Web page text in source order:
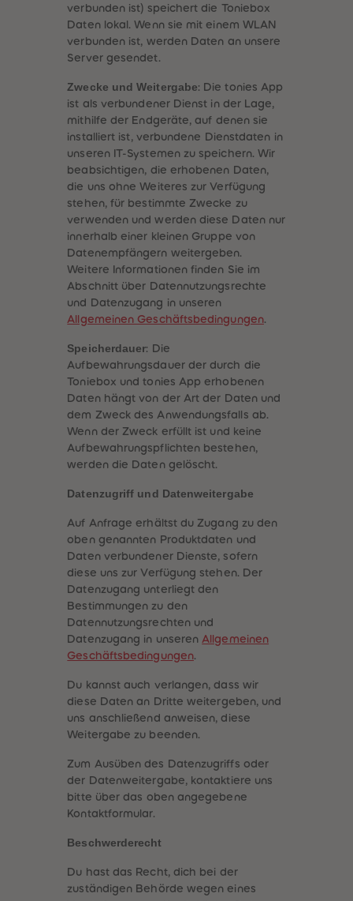
verbunden ist) speichert die Toniebox
Daten lokal. Wenn sie mit einem WLAN
verbunden ist, werden Daten an unsere
Server gesendet.
Zwecke und Weitergabe: Die tonies App
ist als verbundener Dienst in der Lage,
mithilfe der Endgeräte, auf denen sie
installiert ist, verbundene Dienstdaten in
unseren IT-Systemen zu speichern. Wir
beabsichtigen, die erhobenen Daten,
die uns ohne Weiteres zur Verfügung
stehen, für bestimmte Zwecke zu
verwenden und werden diese Daten nur
innerhalb einer kleinen Gruppe von
Datenempfängern weitergeben.
Weitere Informationen finden Sie im
Abschnitt über Datennutzungsrechte
und Datenzugang in unseren
Allgemeinen Geschäftsbedingungen.
Speicherdauer: Die
Aufbewahrungsdauer der durch die
Toniebox und tonies App erhobenen
Daten hängt von der Art der Daten und
dem Zweck des Anwendungsfalls ab.
Wenn der Zweck erfüllt ist und keine
Aufbewahrungspflichten bestehen,
werden die Daten gelöscht.
Datenzugriff und Datenweitergabe
Auf Anfrage erhältst du Zugang zu den
oben genannten Produktdaten und
Daten verbundener Dienste, sofern
diese uns zur Verfügung stehen. Der
Datenzugang unterliegt den
Bestimmungen zu den
Datennutzungsrechten und
Datenzugang in unseren Allgemeinen
Geschäftsbedingungen.
Du kannst auch verlangen, dass wir
diese Daten an Dritte weitergeben, und
uns anschließend anweisen, diese
Weitergabe zu beenden.
Zum Ausüben des Datenzugriffs oder
der Datenweitergabe, kontaktiere uns
bitte über das oben angegebene
Kontaktformular.
Beschwerderecht
Du hast das Recht, dich bei der
zuständigen Behörde wegen eines